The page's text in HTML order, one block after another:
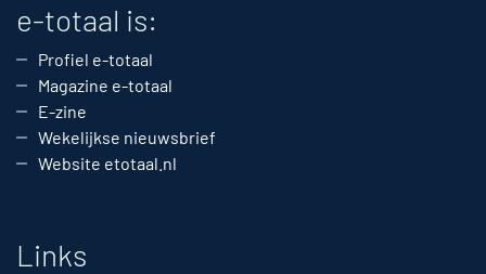
e-totaal is:
Profiel e-totaal
Magazine e-totaal
E-zine
Wekelijkse nieuwsbrief
Website etotaal.nl
Links